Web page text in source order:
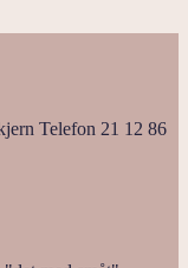
Telefon 21 12 86